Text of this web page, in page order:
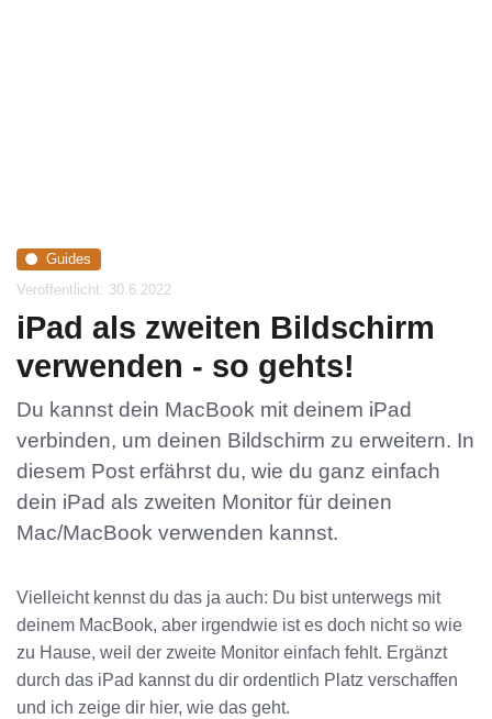
Guides
Veröffentlicht: 30.6.2022
iPad als zweiten Bildschirm
verwenden - so gehts!
Du kannst dein MacBook mit deinem iPad
verbinden, um deinen Bildschirm zu erweitern. In
diesem Post erfährst du, wie du ganz einfach
dein iPad als zweiten Monitor für deinen
Mac/MacBook verwenden kannst.
Vielleicht kennst du das ja auch: Du bist unterwegs mit
deinem MacBook, aber irgendwie ist es doch nicht so wie
zu Hause, weil der zweite Monitor einfach fehlt. Ergänzt
durch das iPad kannst du dir ordentlich Platz verschaffen
und ich zeige dir hier, wie das geht.